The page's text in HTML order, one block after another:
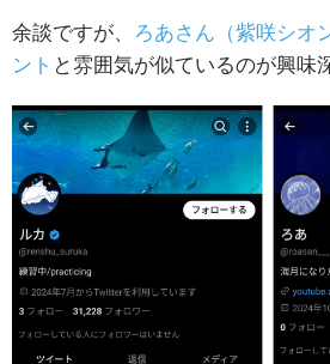
余談ですが、
ろあさん（紫咲シオ
ント と雰囲気が似ているのが興味